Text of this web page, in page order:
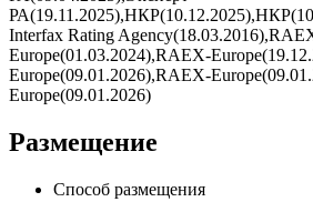
Эмитент — ПАО СБЕРБАНК/Россия/
рейтингом
РА(09.04.2025),Эксперт
Interfax Rating
Europe(01.03.2024),RAEX-
Europe(09.01.2026),RAEX-